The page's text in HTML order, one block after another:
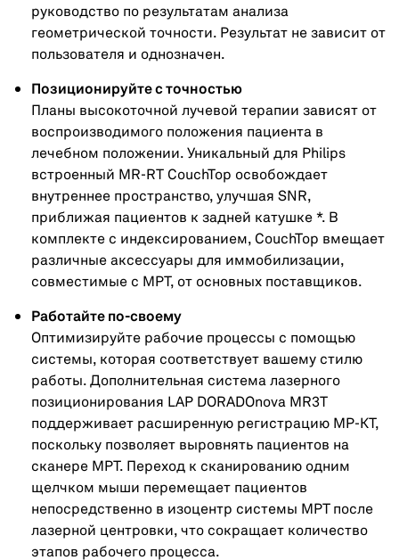
руководство по результатам анализа
геометрической точности. Результат не зависит от
пользователя и однозначен.
Позиционируйте с точностью
Планы высокоточной лучевой терапии зависят от
воспроизводимого положения пациента в
лечебном положении. Уникальный для Philips
встроенный MR-RT CouchTop освобождает
внутреннее пространство, улучшая SNR,
приближая пациентов к задней катушке *. В
комплекте с индексированием, CouchTop вмещает
различные аксессуары для иммобилизации,
совместимые с МРТ, от основных поставщиков.
Работайте по-своему
Оптимизируйте рабочие процессы с помощью
системы, которая соответствует вашему стилю
работы. Дополнительная система лазерного
позиционирования LAP DORADOnova MR3T
поддерживает расширенную регистрацию МР-КТ,
поскольку позволяет выровнять пациентов на
сканере МРТ. Переход к сканированию одним
щелчком мыши перемещает пациентов
непосредственно в изоцентр системы МРТ после
лазерной центровки, что сокращает количество
этапов рабочего процесса.